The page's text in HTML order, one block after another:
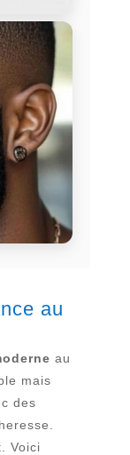
au
au
mais
des
Voici